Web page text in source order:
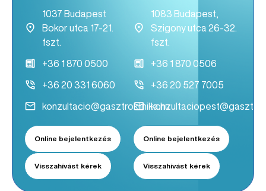
1037 Budapest
Bokor utca 17-21.
fszt.
+36 1 870 0500
+36 20 331 6060
konzultacio@gasztroklinika.hu
Online bejelentkezés
Visszahívást kérek
1083 Budapest,
Szigony utca 26-32.
fszt.
+36 1 870 0506
+36 20 527 7005
Online bejelentkezés
Visszahívást kérek